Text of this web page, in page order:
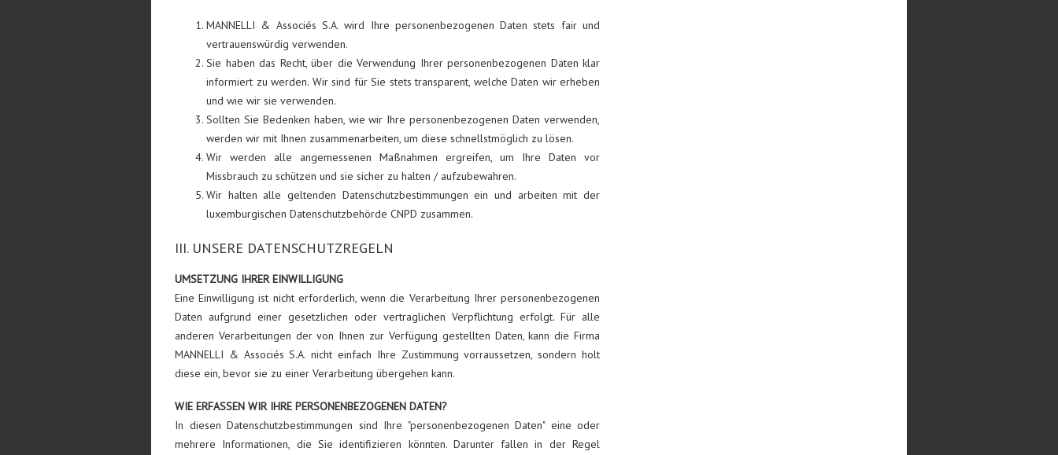
MANNELLI & Associés S.A. wird Ihre personenbezogenen Daten stets fair und
vertrauenswürdig verwenden.
Sie haben das Recht, über die Verwendung Ihrer personenbezogenen Daten klar
informiert zu werden. Wir sind für Sie stets transparent, welche Daten wir erheben
und wie wir sie verwenden.
Sollten Sie Bedenken haben, wie wir Ihre personenbezogenen Daten verwenden,
werden wir mit Ihnen zusammenarbeiten, um diese schnellstmöglich zu lösen.
Wir werden alle angemessenen Maßnahmen ergreifen, um Ihre Daten vor
Missbrauch zu schützen und sie sicher zu halten / aufzubewahren.
Wir halten alle geltenden Datenschutzbestimmungen ein und arbeiten mit der
luxemburgischen Datenschutzbehörde CNPD zusammen.
III. UNSERE DATENSCHUTZREGELN
UMSETZUNG IHRER EINWILLIGUNG
Eine Einwilligung ist nicht erforderlich, wenn die Verarbeitung Ihrer personenbezogenen
Daten aufgrund einer gesetzlichen oder vertraglichen Verpflichtung erfolgt. Für alle
anderen Verarbeitungen der von Ihnen zur Verfügung gestellten Daten, kann die Firma
MANNELLI & Associés S.A. nicht einfach Ihre Zustimmung vorraussetzen, sondern holt
diese ein, bevor sie zu einer Verarbeitung übergehen kann.
WIE ERFASSEN WIR IHRE PERSONENBEZOGENEN DATEN?
In diesen Datenschutzbestimmungen sind Ihre "personenbezogenen Daten" eine oder
mehrere Informationen, die Sie identifizieren könnten. Darunter fallen in der Regel